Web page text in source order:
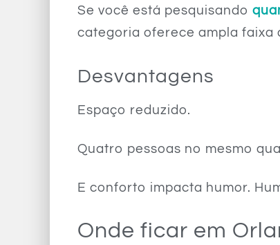
Se você está pesquisando
categoria oferece ampla faixa
Desvantagens
Espaço reduzido.
Quatro pessoas no mesmo
E conforto impacta humor.
Onde ficar em